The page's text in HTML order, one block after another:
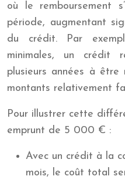
où le remboursement
période, augmentant
du crédit. Par
minimales, un crédit
plusieurs années à être
montants relativement
Pour illustrer cette
emprunt de 5 000 € :
Avec un crédit à la
mois, le coût total